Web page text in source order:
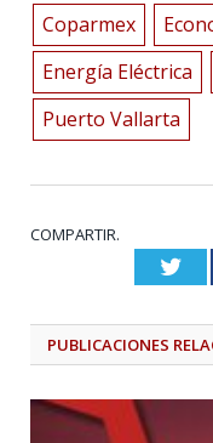
Coparmex
Energía Eléctrica
Puerto Vallarta
COMPARTIR.
PUBLICACIONES